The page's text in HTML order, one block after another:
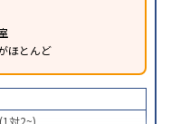
ほとんど